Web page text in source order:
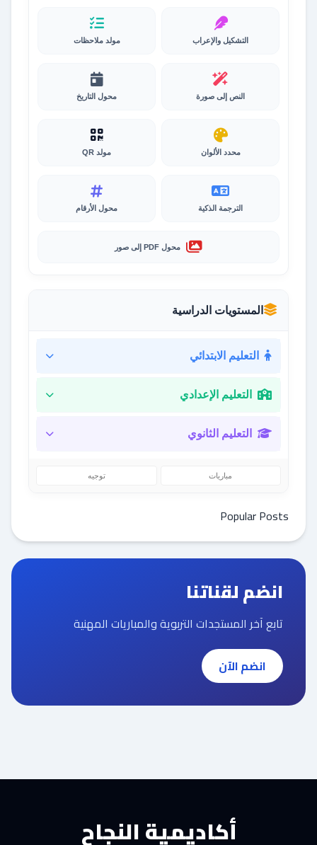
التشكيل والإعراب مولد ملاحظات
النص إلى صورة محول التاريخ
محدد الألوان مولد QR
الترجمة الذكية محول الأرقام
محول PDF إلى صور
المستويات الدراسية
التعليم الابتدائي
التعليم الإعدادي
التعليم الثانوي
مباريات توجيه
Popular Posts
انضم لقناتنا
تابع آخر المستجدات التربوية والمباريات المهنية
انضم الآن
أكاديمية النجاح